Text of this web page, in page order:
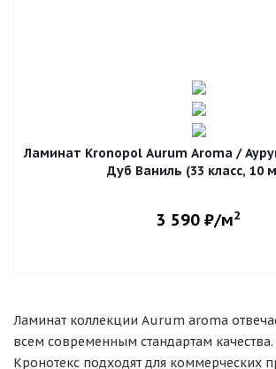
Ламинат Kronopol Aurum Aroma /
Дуб Ваниль (33 класс, 10
3 590 ₽/м2
Ламинат коллекции Aurum aroma
всем современным стандартам
Кронотекс подходят для коммерческих